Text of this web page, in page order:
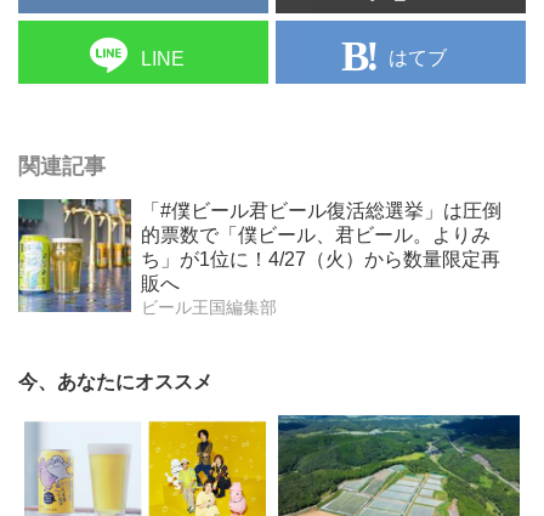
LINE はてブ
関連記事
「#僕ビール君ビール復活総選挙」は圧倒
的票数で「僕ビール、君ビール。よりみ
ち」が1位に！4/27（火）から数量限定再
販へ
ビール王国編集部
今、あなたにオススメ